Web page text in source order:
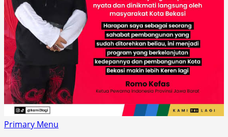
Primary Menu